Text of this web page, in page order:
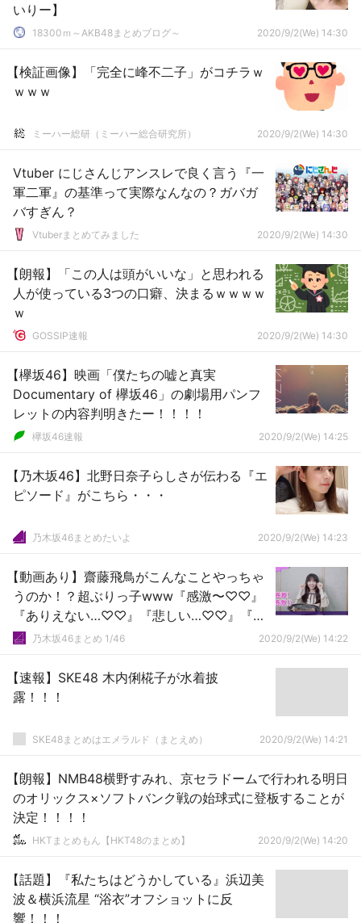
いりー】
18300ｍ～AKB48まとめブログ～ 2020/9/2(We) 14:30
【検証画像】「完全に峰不二子」がコチラｗ
ｗｗｗ
ミーハー総研（ミーハー総合研究所） 2020/9/2(We) 14:30
Vtuber にじさんじアンスレで良く言う『一
軍二軍』の基準って実際なんなの？ガバガ
バすぎん？
Vtuberまとめてみました 2020/9/2(We) 14:30
【朗報】「この人は頭がいいな」と思われる
人が使っている3つの口癖、決まるｗｗｗｗ
ｗ
GOSSIP速報 2020/9/2(We) 14:30
【欅坂46】映画「僕たちの嘘と真実
Documentary of 欅坂46」の劇場用パンフ
レットの内容判明きたー！！！！
欅坂46速報 2020/9/2(We) 14:25
【乃木坂46】北野日奈子らしさが伝わる『エ
ピソード』がこちら・・・
乃木坂46まとめたいよ 2020/9/2(We) 14:23
【動画あり】齋藤飛鳥がこんなことやっちゃ
うのか！？超ぶりっ子www『感激〜♡♡』
『ありえない…♡♡』『悲しい…♡♡』『幸
せ〜♡♡』【乃木坂46】
乃木坂46まとめ 1/46 2020/9/2(We) 14:22
【速報】SKE48 木内俐椛子が水着披
露！！！
SKE48まとめはエメラルド（まとえめ） 2020/9/2(We) 14:21
【朗報】NMB48横野すみれ、京セラドームで行われる明日
のオリックス×ソフトバンク戦の始球式に登板することが
決定！！！！
HKTまとめもん【HKT48のまとめ】 2020/9/2(We) 14:20
【話題】『私たちはどうかしている』浜辺美
波＆横浜流星 “浴衣”オフショットに反
響！！！